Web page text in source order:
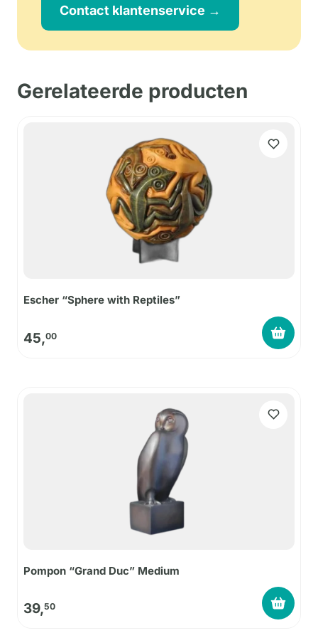
Contact klantenservice →
Gerelateerde producten
Escher “Sphere with Reptiles”
45,00
Pompon “Grand Duc” Medium
39,50